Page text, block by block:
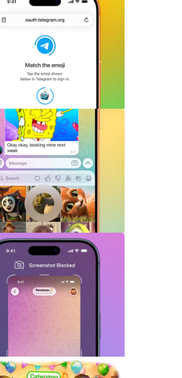
功能全面解析
机器人流式响应功能详解：AI回
成体验升级
GIF标题功能上线：动态图也能
明与表情内容